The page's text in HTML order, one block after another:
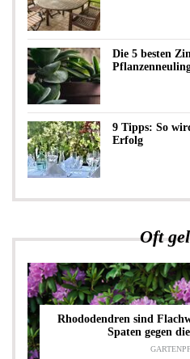
Die 5 besten
9 Tipps: So
Erfolg
Oft
Rhododendren sind
Spaten gegen